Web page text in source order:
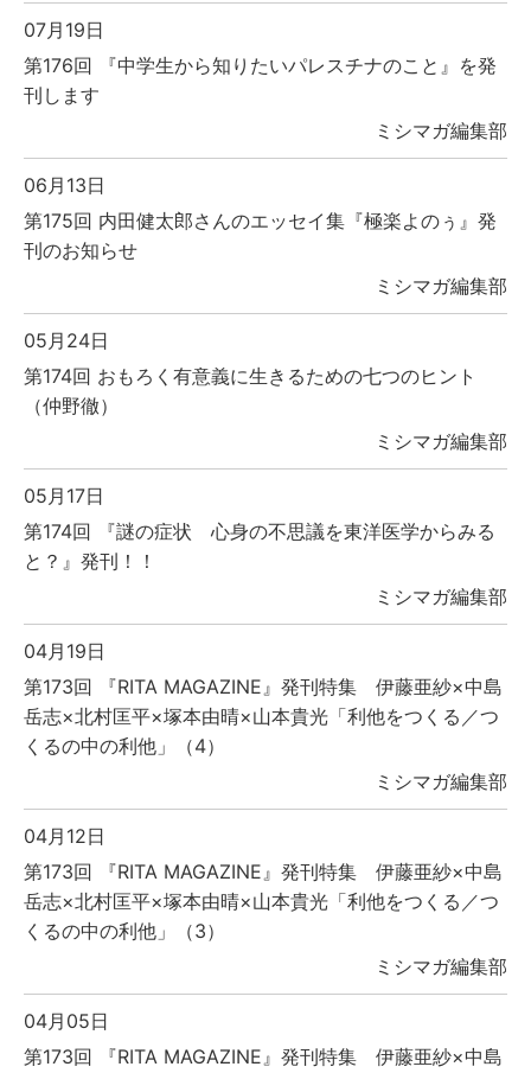
07月19日
第176回 『中学生から知りたいパレスチナのこと』を発
刊します
ミシマガ編集部
06月13日
第175回 内田健太郎さんのエッセイ集『極楽よのぅ』発
刊のお知らせ
ミシマガ編集部
05月24日
第174回 おもろく有意義に生きるための七つのヒント
（仲野徹）
ミシマガ編集部
05月17日
第174回 『謎の症状 心身の不思議を東洋医学からみる
と？』発刊！！
ミシマガ編集部
04月19日
第173回 『RITA MAGAZINE』発刊特集 伊藤亜紗×中島
岳志×北村匡平×塚本由晴×山本貴光「利他をつくる／つ
くるの中の利他」（4）
ミシマガ編集部
04月12日
第173回 『RITA MAGAZINE』発刊特集 伊藤亜紗×中島
岳志×北村匡平×塚本由晴×山本貴光「利他をつくる／つ
くるの中の利他」（3）
ミシマガ編集部
04月05日
第173回 『RITA MAGAZINE』発刊特集 伊藤亜紗×中島